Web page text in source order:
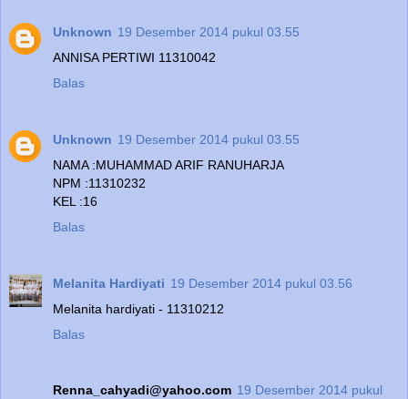
Unknown 19 Desember 2014 pukul 03.55
ANNISA PERTIWI 11310042
Balas
Unknown 19 Desember 2014 pukul 03.55
NAMA :MUHAMMAD ARIF RANUHARJA
NPM :11310232
KEL :16
Balas
Melanita Hardiyati 19 Desember 2014 pukul 03.56
Melanita hardiyati - 11310212
Balas
Renna_cahyadi@yahoo.com 19 Desember 2014 pukul